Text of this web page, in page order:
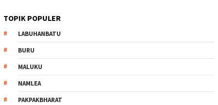
TOPIK POPULER
LABUHANBATU
BURU
MALUKU
NAMLEA
PAKPAKBHARAT